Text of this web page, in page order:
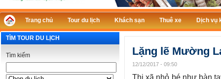
Trang chủ Tour du lịch Khách sạn Thuê xe Dịch vụ
TÌM TOUR DU LỊCH
Tìm kiếm Lặng lẽ Mường
12/12/2017 - 09:50
Thị xã nhỏ bé như bàn